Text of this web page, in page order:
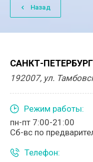
Назад
САНКТ-
192007, ул.
Режим работы:
пн-пт 7:00-21:00
Сб-вс по
Телефон: